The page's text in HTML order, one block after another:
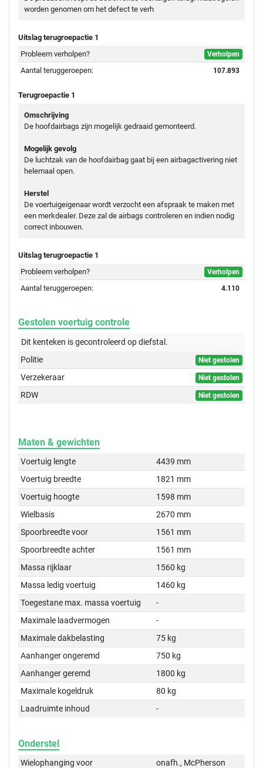
worden genomen om het defect te verh
Uitslag terugroepactie 1
Probleem verholpen?
Verholpen
Aantal teruggeroepen: 107.893
Terugroepactie 1
Omschrijving
De hoofdairbags zijn mogelijk gedraaid gemonteerd.
Mogelijk gevolg
De luchtzak van de hoofdairbag gaat bij een airbagactivering niet
helemaal open.
Herstel
De voertuigeigenaar wordt verzocht een afspraak te maken met
een merkdealer. Deze zal de airbags controleren en indien nodig
correct inbouwen.
Uitslag terugroepactie 1
Probleem verholpen?
Verholpen
Aantal teruggeroepen: 4.110
Gestolen voertuig controle
Dit kenteken is gecontroleerd opdiefstal.
Politie
Niet gestolen
Verzekeraar Niet gestolen
RDW Niet gestolen
Maten & gewichten
Voertuig lengte
4439 mm
Voertuig breedte
1821 mm
Voertuig hoogte
1598 mm
Wielbasis
2670 mm
Spoorbreedte voor
1561 mm
Spoorbreedte achter
1561 mm
Massa rijklaar
1560 kg
Massa ledig voertuig
1460 kg
Toegestane max. massa voertuig
-
Maximale laadvermogen
-
Maximale dakbelasting
75 kg
Aanhanger ongeremd
750 kg
Aanhanger geremd
1800 kg
Maximale kogeldruk
80 kg
Laadruimte inhoud
-
Onderstel
Wielophanging voor
onafh., McPherson